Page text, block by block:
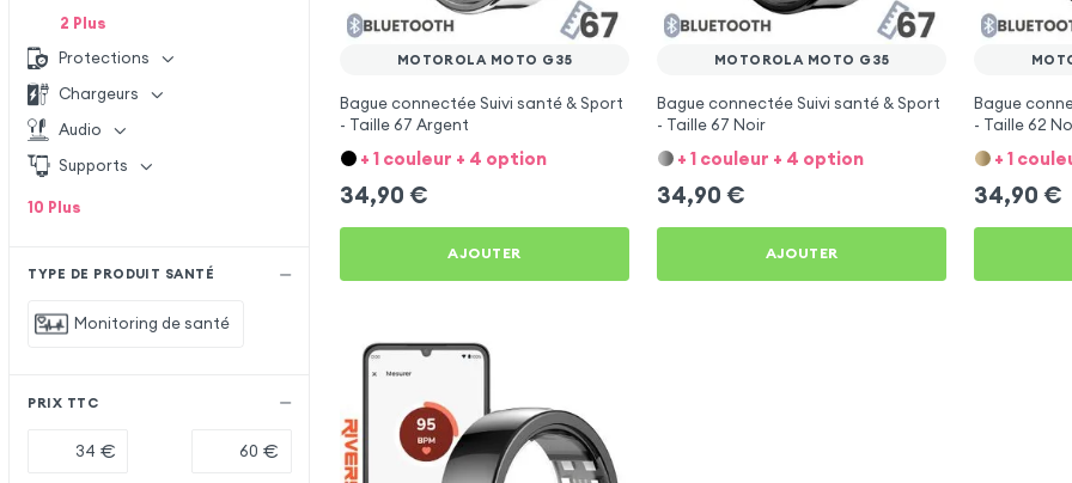
2 Plus
Protections
Chargeurs
Audio
Supports
10 Plus
TYPE DE PRODUIT SANTÉ
Monitoring de santé
PRIX TTC
€ €
MOTOROLA MOTO G35
Bague connectée Suivi santé & Sport
- Taille 67 Argent
+ 1 couleur + 4 option
34,90 €
AJOUTER
MOTOROLA MOTO G35
Bague connectée Suivi santé & Sport
- Taille 67 Noir
+ 1 couleur + 4 option
34,90 €
AJOUTER
Bague
- Taille 62
+ 1
34,90 €